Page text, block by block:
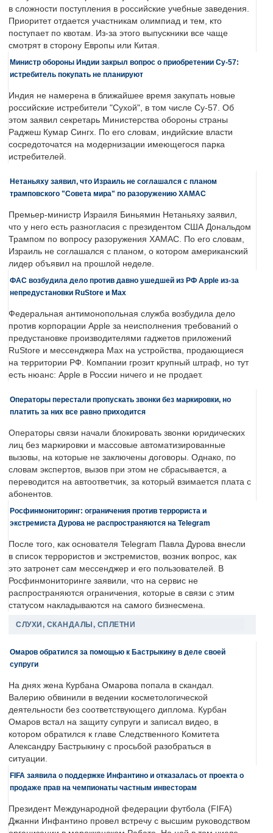
в сложности поступления в российские учебные заведения.
Приоритет отдается участникам олимпиад и тем, кто
поступает по квотам. Из-за этого выпускники все чаще
смотрят в сторону Европы или Китая.
Министр обороны Индии закрыл вопрос о приобретении Су-57:
истребитель покупать не планируют
Индия не намерена в ближайшее время закупать новые
российские истребители "Сухой", в том числе Су-57. Об
этом заявил секретарь Министерства обороны страны
Раджеш Кумар Сингх. По его словам, индийские власти
сосредоточатся на модернизации имеющегося парка
истребителей.
Нетаньяху заявил, что Израиль не соглашался с планом
трамповского "Совета мира" по разоружению ХАМАС
Премьер-министр Израиля Биньямин Нетаньяху заявил,
что у него есть разногласия с президентом США Дональдом
Трампом по вопросу разоружения ХАМАС. По его словам,
Израиль не соглашался с планом, о котором американский
лидер объявил на прошлой неделе.
ФАС возбудила дело против давно ушедшей из РФ Apple из-за
непредустановки RuStore и Max
Федеральная антимонопольная служба возбудила дело
против корпорации Apple за неисполнения требований о
предустановке производителями гаджетов приложений
RuStore и мессенджера Max на устройства, продающиеся
на территории РФ. Компании грозит крупный штраф, но тут
есть нюанс: Apple в России ничего и не продает.
Операторы перестали пропускать звонки без маркировки, но
платить за них все равно приходится
Операторы связи начали блокировать звонки юридических
лиц без маркировки и массовые автоматизированные
вызовы, на которые не заключены договоры. Однако, по
словам экспертов, вызов при этом не сбрасывается, а
переводится на автоответчик, за который взимается плата с
абонентов.
Росфинмониторинг: ограничения против террориста и
экстремиста Дурова не распространяются на Telegram
После того, как основателя Telegram Павла Дурова внесли
в список террористов и экстремистов, возник вопрос, как
это затронет сам мессенджер и его пользователей. В
Росфинмониторинге заявили, что на сервис не
распространяются ограничения, которые в связи с этим
статусом накладываются на самого бизнесмена.
СЛУХИ, СКАНДАЛЫ, СПЛЕТНИ
Омаров обратился за помощью к Бастрыкину в деле своей
супруги
На днях жена Курбана Омарова попала в скандал.
Валерию обвинили в ведении косметологической
деятельности без соответствующего диплома. Курбан
Омаров встал на защиту супруги и записал видео, в
котором обратился к главе Следственного Комитета
Александру Бастрыкину с просьбой разобраться в
ситуации.
FIFA заявила о поддержке Инфантино и отказалась от проекта о
продаже прав на чемпионаты частным инвесторам
Президент Международной федерации футбола (FIFA)
Джанни Инфантино провел встречу с высшим руководством